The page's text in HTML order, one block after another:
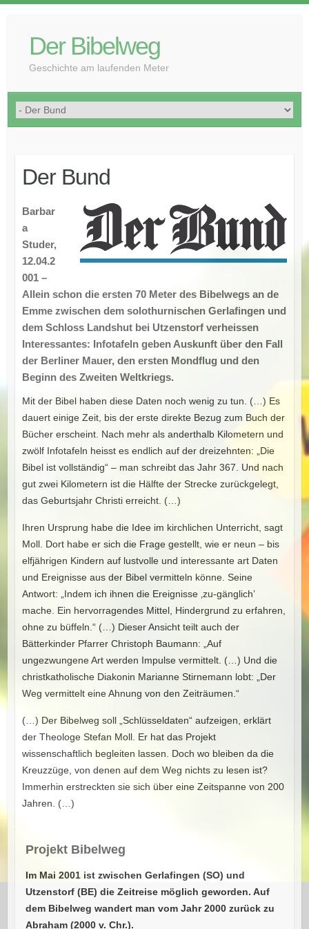
Der Bibelweg
Geschichte am laufenden Meter
Der Bund
Barbar
a
Studer,
12.04.2
001 –
Allein schon die ersten 70 Meter des Bibelwegs an de
Emme zwischen dem solothurnischen Gerlafingen und
dem Schloss Landshut bei Utzenstorf verheissen
Interessantes: Infotafeln geben Auskunft über den Fall
der Berliner Mauer, den ersten Mondflug und den
Beginn des Zweiten Weltkriegs.
Mit der Bibel haben diese Daten noch wenig zu tun. (…) Es
dauert einige Zeit, bis der erste direkte Bezug zum Buch der
Bücher erscheint. Nach mehr als anderthalb Kilometern und
zwölf Infotafeln heisst es endlich auf der dreizehnten: „Die
Bibel ist vollständig“ – man schreibt das Jahr 367. Und nach
gut zwei Kilometern ist die Hälfte der Strecke zurückgelegt,
das Geburtsjahr Christi erreicht. (…)
Ihren Ursprung habe die Idee im kirchlichen Unterricht, sagt
Moll. Dort habe er sich die Frage gestellt, wie er neun – bis
elfjährigen Kindern auf lustvolle und interessante art Daten
und Ereignisse aus der Bibel vermitteln könne. Seine
Antwort: „Indem ich ihnen die Ereignisse ‚zu-gänglich’
mache. Ein hervorragendes Mittel, Hindergrund zu erfahren,
ohne zu büffeln.“ (…) Dieser Ansicht teilt auch der
Bätterkinder Pfarrer Christoph Baumann: „Auf
ungezwungene Art werden Impulse vermittelt. (…) Und die
christkatholische Diakonin Marianne Stirnemann lobt: „Der
Weg vermittelt eine Ahnung von den Zeiträumen.“
(…) Der Bibelweg soll „Schlüsseldaten“ aufzeigen, erklärt
der Theologe Stefan Moll. Er hat das Projekt
wissenschaftlich begleiten lassen. Doch wo bleiben da die
Kreuzzüge, von denen auf dem Weg nichts zu lesen ist?
Immerhin erstreckten sie sich über eine Zeitspanne von 200
Jahren. (…)
Projekt Bibelweg
Im Mai 2001 ist zwischen Gerlafingen (SO) und
Utzenstorf (BE) die Zeitreise möglich geworden. Auf
dem Bibelweg wandert man vom Jahr 2000 zurück zu
Abraham (2000 v. Chr.).